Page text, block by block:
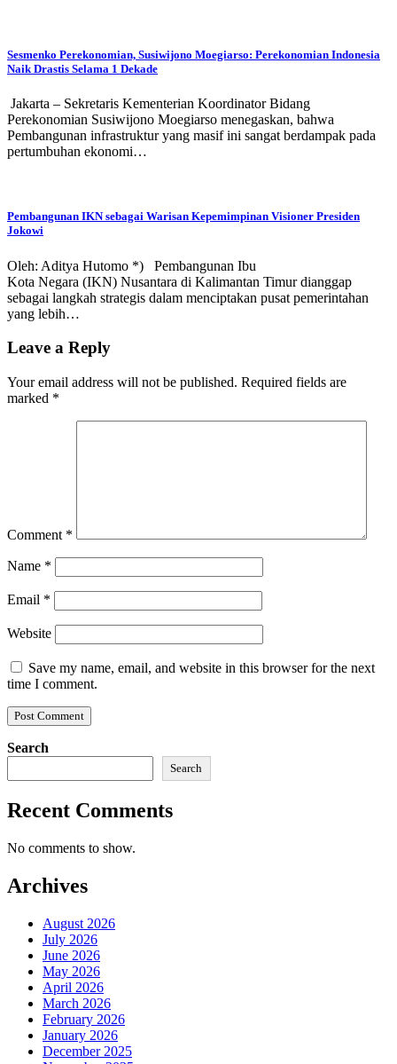
Sesmenko Perekonomian, Susiwijono Moegiarso: Perekonomian Indonesia
Naik Drastis Selama 1 Dekade
Jakarta – Sekretaris Kementerian Koordinator Bidang
Perekonomian Susiwijono Moegiarso menegaskan, bahwa
Pembangunan infrastruktur yang masif ini sangat berdampak pada
pertumbuhan ekonomi…
⁠Pembangunan IKN sebagai Warisan Kepemimpinan Visioner Presiden
Jokowi
Oleh: Aditya Hutomo *) Pembangunan Ibu
Kota Negara (IKN) Nusantara di Kalimantan Timur dianggap
sebagai langkah strategis dalam menciptakan pusat pemerintahan
yang lebih…
Leave a Reply
Your email address will not be published. Required fields are
marked *
Comment *
Name *
Email *
Website
Save my name, email, and website in this browser for the next
time I comment.
Search
Search
Recent Comments
No comments to show.
Archives
August 2026
July 2026
June 2026
May 2026
April 2026
March 2026
February 2026
January 2026
December 2025